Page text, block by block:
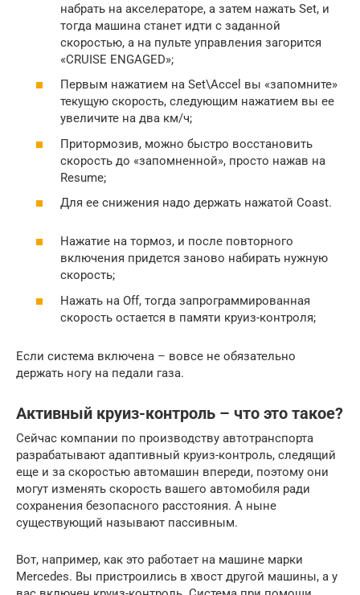
набрать на акселераторе, а затем нажать Set, и
тогда машина станет идти с заданной
скоростью, а на пульте управления загорится
«CRUISE ENGAGED»;
Первым нажатием на Set\Accel вы «запомните»
текущую скорость, следующим нажатием вы ее
увеличите на два км/ч;
Притормозив, можно быстро восстановить
скорость до «запомненной», просто нажав на
Resume;
Для ее снижения надо держать нажатой Coast.
Нажатие на тормоз, и после повторного
включения придется заново набирать нужную
скорость;
Нажать на Off, тогда запрограммированная
скорость остается в памяти круиз-контроля;
Если система включена – вовсе не обязательно
держать ногу на педали газа.
Активный круиз-контроль – что это такое?
Сейчас компании по производству автотранспорта
разрабатывают адаптивный круиз-контроль, следящий
еще и за скоростью автомашин впереди, поэтому они
могут изменять скорость вашего автомобиля ради
сохранения безопасного расстояния. А ныне
существующий называют пассивным.
Вот, например, как это работает на машине марки
Mercedes. Вы пристроились в хвост другой машины, а у